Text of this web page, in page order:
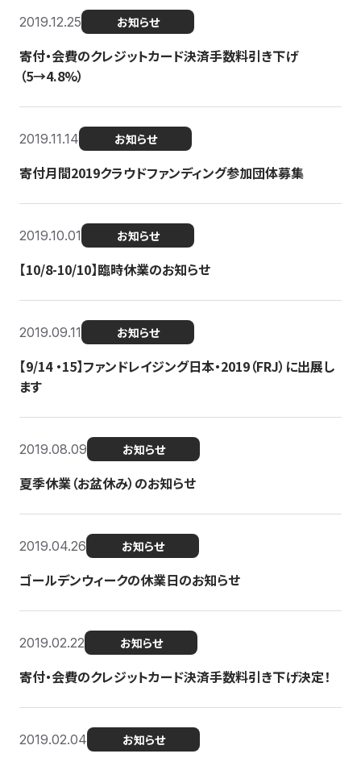
2019.12.25 お知らせ
寄付・会費のクレジットカード決済手数料引き下げ
（5→4.8%）
2019.11.14 お知らせ
寄付月間2019クラウドファンディング参加団体募集
2019.10.01 お知らせ
【10/8-10/10】臨時休業のお知らせ
2019.09.11 お知らせ
【9/14 ・15】ファンドレイジング日本・2019（FRJ）に出展し
ます
2019.08.09 お知らせ
夏季休業（お盆休み）のお知らせ
2019.04.26 お知らせ
ゴールデンウィークの休業日のお知らせ
2019.02.22 お知らせ
寄付・会費のクレジットカード決済手数料引き下げ決定！
2019.02.04 お知らせ